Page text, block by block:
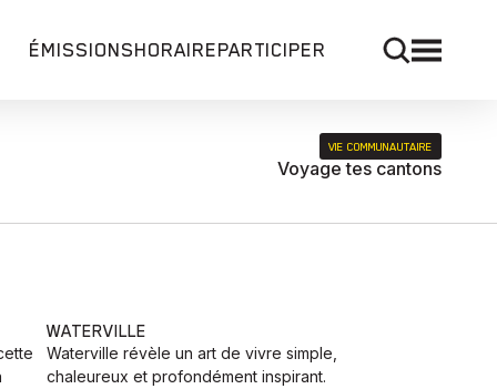
ÉMISSIONSHORAIREPARTICIPER
VIE COMMUNAUTAIRE
Voyage tes cantons
WATERVILLE
Waterville révèle un art de vivre simple,
chaleureux et profondément inspirant.